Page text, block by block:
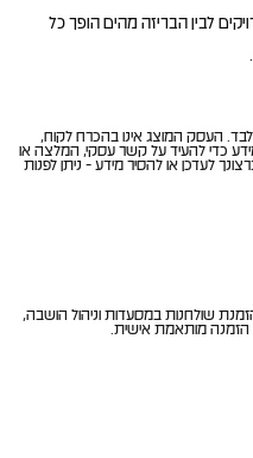
לבין הבריזה מהים הופך כל
העסק המוצג אינו בהכרח לקוח,
כדי להעיד על קשר עסקי, המלצה או
לעדכן או להסיר מידע - ניתן לפנות
שולחנות במסעדות וניהול הושבה,
הזמנה מותאמת אישית.